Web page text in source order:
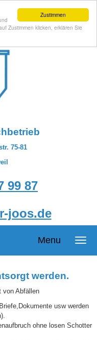
Zustimmen
Zustimmen klicken, erklären Sie
75-81
99 87
joos.de
Menu
werden.
von Abfällen
usw werden
ohne losen Schotter